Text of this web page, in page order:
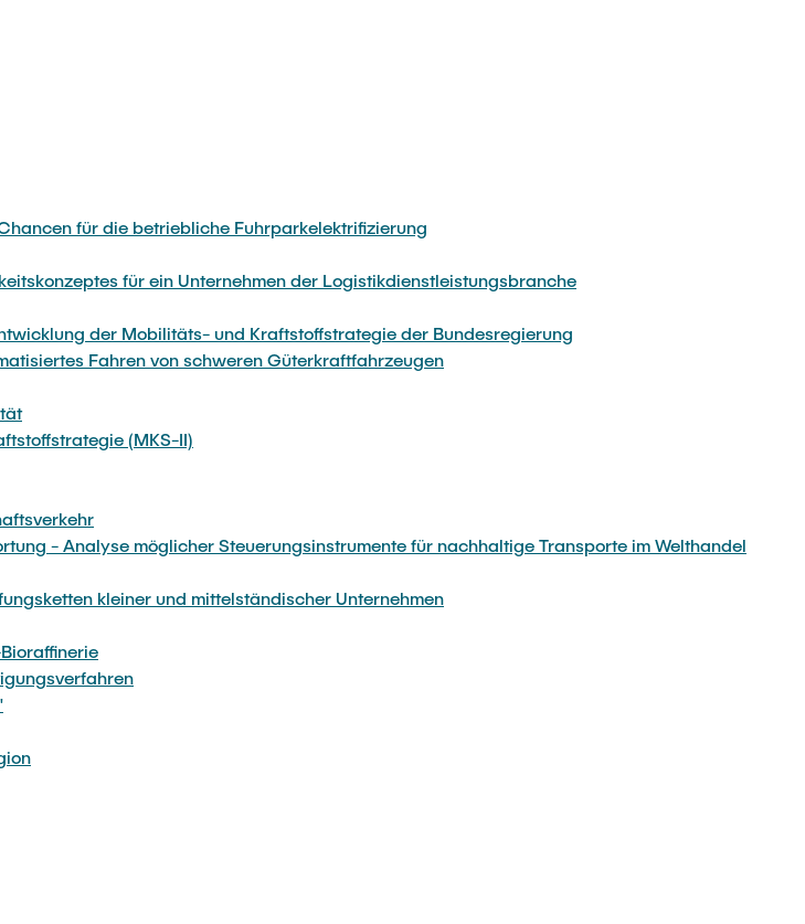
für die betriebliche Fuhrparkelektrifizierung
für ein Unternehmen der Logistikdienstleistungsbranche
der Mobilitäts- und Kraftstoffstrategie der Bundesregierung
Fahren von schweren Güterkraftfahrzeugen
(MKS-II)
- Analyse möglicher Steuerungsinstrumente für nachhaltige Transporte im Welthandel
kleiner und mittelständischer Unternehmen